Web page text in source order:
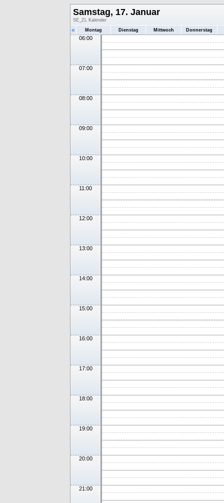
Samstag, 17. Januar
SE_ZL Kalender
« Montag Dienstag Mittwoch Donnerstag
06:00
07:00
08:00
09:00
10:00
11:00
12:00
13:00
14:00
15:00
16:00
17:00
18:00
19:00
20:00
21:00